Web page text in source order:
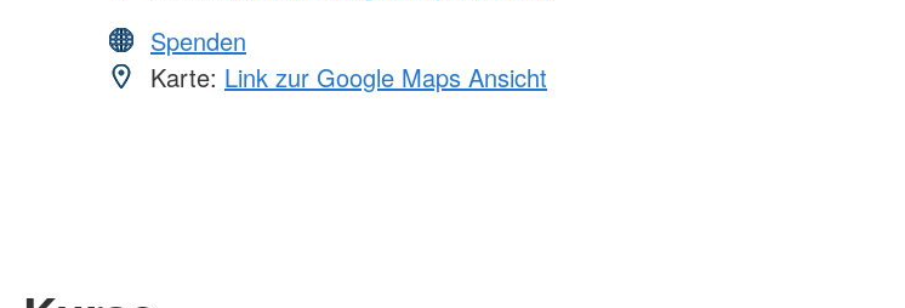
Spenden
Karte: Link zur Google Maps Ansicht